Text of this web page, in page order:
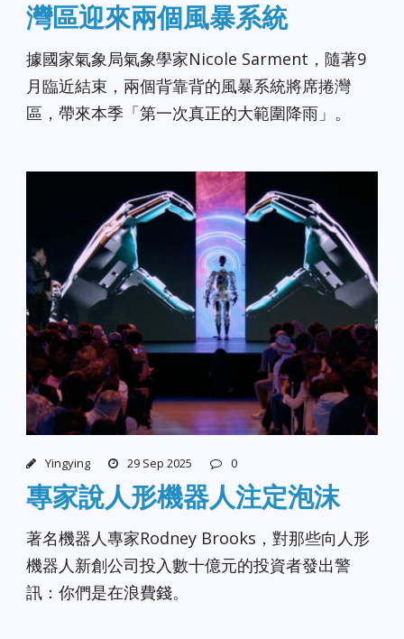
灣區迎來兩個風暴系統
據國家氣象局氣象學家Nicole Sarment，隨著9
月臨近結束，兩個背靠背的風暴系統將席捲灣
區，帶來本季「第一次真正的大範圍降雨」。
Yingying 29 Sep 2025 0
專家說人形機器人注定泡沫
著名機器人專家Rodney Brooks，對那些向人形
機器人新創公司投入數十億元的投資者發出警
訊：你們是在浪費錢。